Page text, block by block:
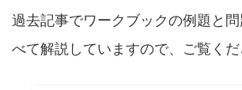
過去記事でワークブックの例題と
べて解説していますので、ご覧くだ